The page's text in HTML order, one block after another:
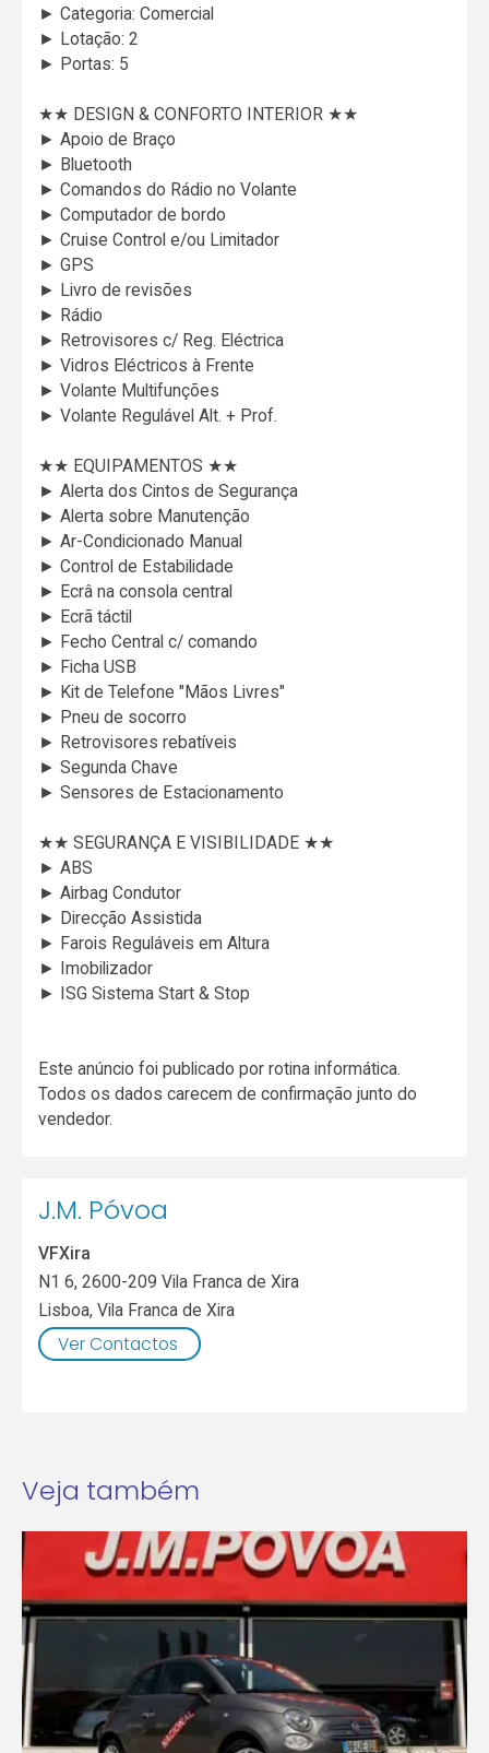
► Categoria: Comercial
► Lotação: 2
► Portas: 5
★★ DESIGN & CONFORTO INTERIOR ★★
► Apoio de Braço
► Bluetooth
► Comandos do Rádio no Volante
► Computador de bordo
► Cruise Control e/ou Limitador
► GPS
► Livro de revisões
► Rádio
► Retrovisores c/ Reg. Eléctrica
► Vidros Eléctricos à Frente
► Volante Multifunções
► Volante Regulável Alt. + Prof.
★★ EQUIPAMENTOS ★★
► Alerta dos Cintos de Segurança
► Alerta sobre Manutenção
► Ar-Condicionado Manual
► Control de Estabilidade
► Ecrâ na consola central
► Ecrã táctil
► Fecho Central c/ comando
► Ficha USB
► Kit de Telefone "Mãos Livres"
► Pneu de socorro
► Retrovisores rebatíveis
► Segunda Chave
► Sensores de Estacionamento
★★ SEGURANÇA E VISIBILIDADE ★★
► ABS
► Airbag Condutor
► Direcção Assistida
► Farois Reguláveis em Altura
► Imobilizador
► ISG Sistema Start & Stop
Este anúncio foi publicado por rotina informática.
Todos os dados carecem de confirmação junto do
vendedor.
J.M. Póvoa
VFXira
N1 6, 2600-209 Vila Franca de Xira
Lisboa,Vila Franca de Xira
Ver Contactos
Veja também